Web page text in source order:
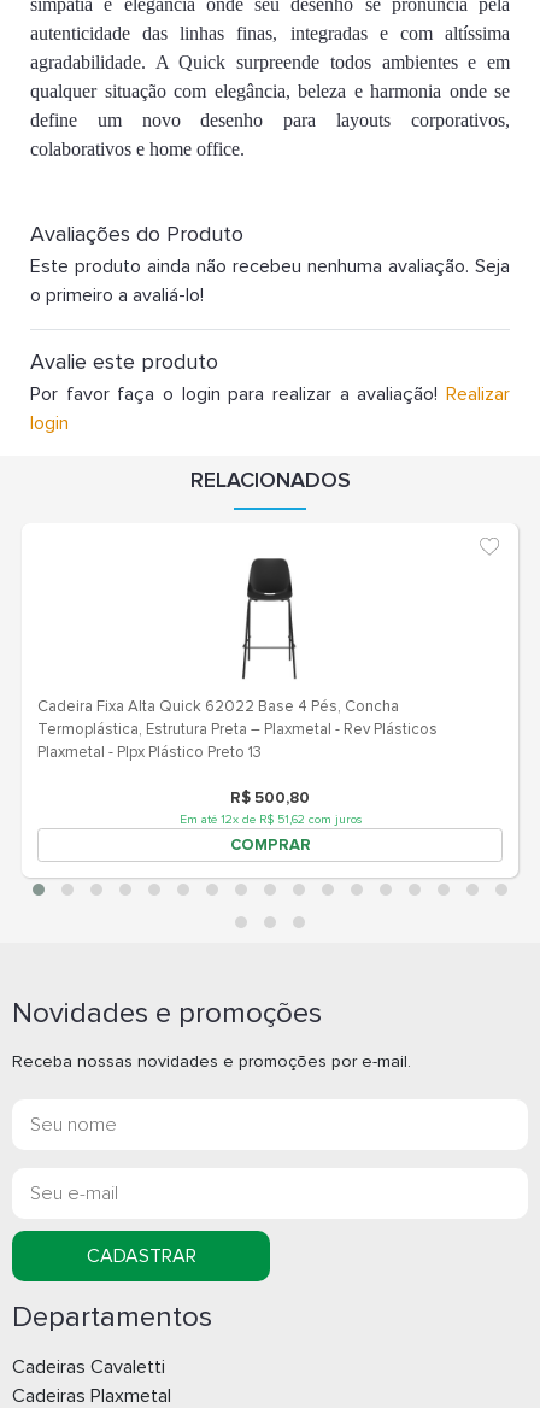
simpatia e elegância onde seu desenho se pronuncia pela
autenticidade das linhas finas, integradas e com altíssima
agradabilidade. A Quick surpreende todos ambientes e em
qualquer situação com elegância, beleza e harmonia onde se
define um novo desenho para layouts corporativos,
colaborativos e home office.
Avaliações do Produto
Este produto ainda não recebeu nenhuma avaliação. Seja
o primeiro a avaliá-lo!
Avalie este produto
Por favor faça o login para realizar a avaliação! Realizar
login
RELACIONADOS
Novidades e promoções
Receba nossas novidades e promoções por e-mail.
CADASTRAR
Departamentos
Cadeiras Cavaletti
Cadeiras Plaxmetal